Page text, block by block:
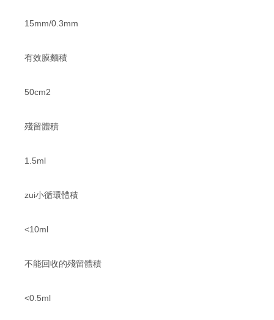
15mm/0.3mm
有效膜麵積
50cm2
殘留體積
1.5ml
zui小循環體積
<10ml
不能回收的殘留體積
<0.5ml